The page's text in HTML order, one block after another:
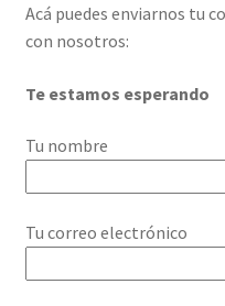
Acá puedes enviarnos tu
con nosotros:
Te estamos esperando
Tu nombre
Tu correo electrónico